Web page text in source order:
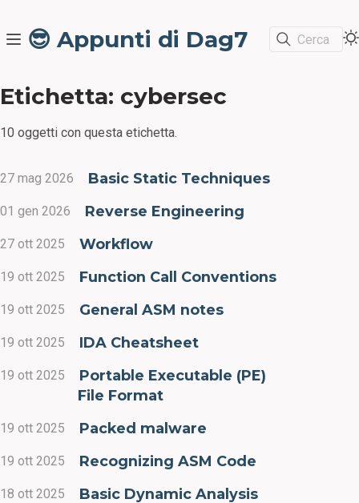
😎 Appunti di Dag7 Cerca
Etichetta: cybersec
10 oggetti con questa etichetta.
27 mag 2026 Basic Static Techniques
01 gen 2026 Reverse Engineering
27 ott 2025 Workflow
19 ott 2025 Function Call Conventions
19 ott 2025 General ASM notes
19 ott 2025 IDA Cheatsheet
19 ott 2025
Portable Executable (PE)
File Format
19 ott 2025 Packed malware
19 ott 2025 Recognizing ASM Code
18 ott 2025 Basic Dynamic Analysis